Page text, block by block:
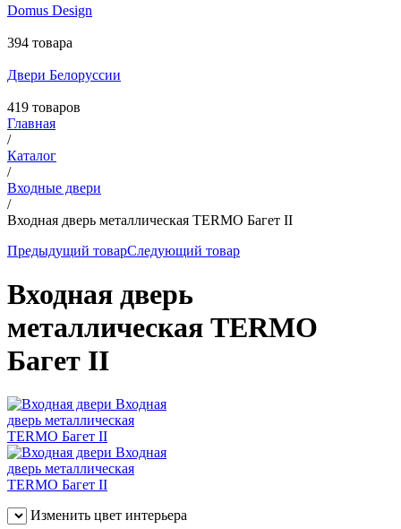
Domus Design
394 товара
Двери Белоруссии
419 товаров
Главная
/
Каталог
/
Входные двери
/
Входная дверь металлическая TERMO Багет II
Предыдущий товарСледующий товар
Входная дверь
металлическая TERMO
Багет II
Изменить цвет интерьера